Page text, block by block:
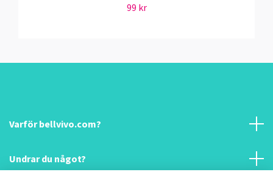
99 kr
Varför bellvivo.com?
Undrar du något?